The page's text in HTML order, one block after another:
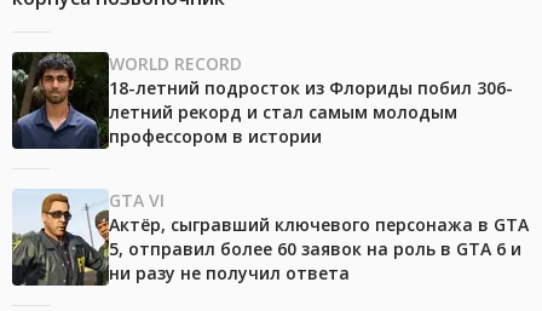
WORLD RECORD
18-летний подросток из Флориды побил 306-
летний рекорд и стал самым молодым
профессором в истории
GTA VI
Актёр, сыгравший ключевого персонажа в GTA
5, отправил более 60 заявок на роль в GTA 6 и
ни разу не получил ответа